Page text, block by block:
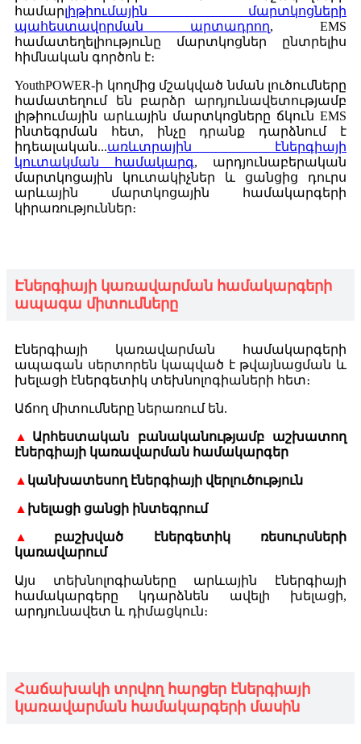
համարլիթիումային մարտկոցների
պահեստավորման արտադրող, EMS
համատեղելիությունը մարտկոցներ ընտրելիս
հիմնական գործոն է։
YouthPOWER-ի կողմից մշակված նման լուծումները
համատեղում են բարձր արդյունավետությամբ
լիթիումային արևային մարտկոցները ճկուն EMS
ինտեգրման հետ, ինչը դրանք դարձնում է
իդեալական...առևտրային էներգիայի
կուտակման համակարգ, արդյունաբերական
մարտկոցային կուտակիչներ և ցանցից դուրս
արևային մարտկոցային համակարգերի
կիրառություններ։
Էներգիայի կառավարման համակարգերի
ապագա միտումները
Էներգիայի կառավարման համակարգերի
ապագան սերտորեն կապված է թվայնացման և
խելացի էներգետիկ տեխնոլոգիաների հետ։
Աճող միտումները ներառում են.
▲ Արհեստական ​​բանականությամբ աշխատող
էներգիայի կառավարման համակարգեր
▲ կանխատեսող էներգիայի վերլուծություն
▲ խելացի ցանցի ինտեգրում
▲ բաշխված էներգետիկ ռեսուրսների
կառավարում
Այս տեխնոլոգիաները արևային էներգիայի
համակարգերը կդարձնեն ավելի խելացի,
արդյունավետ և դիմացկուն։
Հաճախակի տրվող հարցեր էներգիայի
կառավարման համակարգերի մասին